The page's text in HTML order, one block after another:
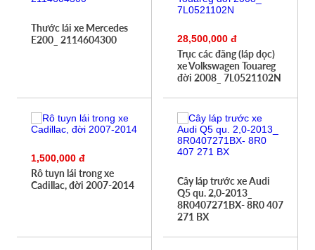
Thước lái xe Mercedes
E200_ 2114604300
28,500,000 đ
Trục các đăng (láp dọc)
xe Volkswagen Touareg
đời 2008_ 7L0521102N
1,500,000 đ
Rô tuyn lái trong xe
Cadillac, đời 2007-2014
Cây láp trước xe Audi
Q5 qu. 2,0-2013_
8R0407271BX- 8R0 407
271 BX